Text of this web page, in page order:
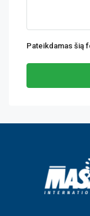
Pateikdamas šią